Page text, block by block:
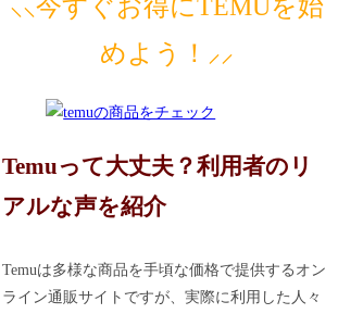
⸜⸜今すぐお得にTEMUを始
めよう！⸝⸝
Temuって大丈夫？利用者のリ
アルな声を紹介
Temuは多様な商品を手頃な価格で提供するオン
ライン通販サイトですが、実際に利用した人々